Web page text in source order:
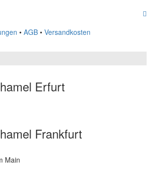
• AGB • Versandkosten
Erfurt
Frankfurt
Main